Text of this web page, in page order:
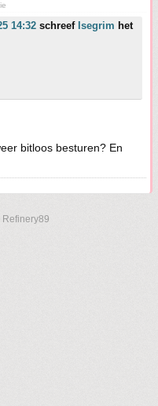
14:32 schreef Isegrim het
bitloos besturen? En